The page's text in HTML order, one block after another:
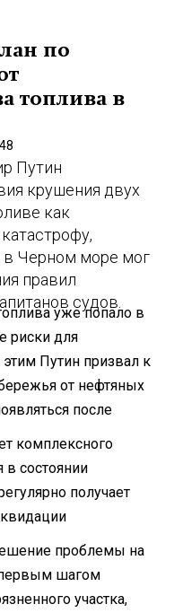
по
топлива в
Путин
крушения двух
как
в Черном море мог
правил
судов.
уже попало в
риски для
Путин призвал к
от нефтяных
после
комплексного
в состоянии
получает
проблемы на
первым шагом
участка,